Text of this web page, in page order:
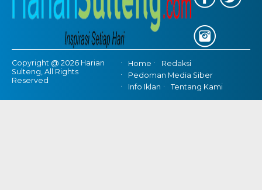
Copyright @ 2026 Harian
Sulteng, All Rights
Reserved
Home
Redaksi
Pedoman Media Siber
Info Iklan
Tentang Kami